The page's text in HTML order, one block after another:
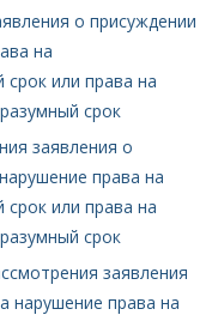
о присуждении
на
срок или права на
срок
заявления о
права на
срок или права на
срок
заявления
нарушение права на